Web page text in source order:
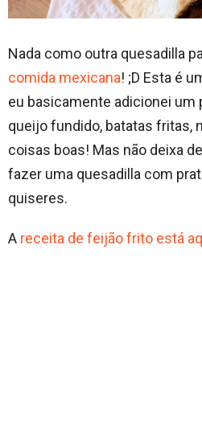
Nada como outra quesadilla
comida mexicana! ;D Esta é
eu basicamente adicionei um
queijo fundido, batatas fritas,
coisas boas! Mas não deixa
fazer uma quesadilla com
quiseres.
A receita de feijão frito está